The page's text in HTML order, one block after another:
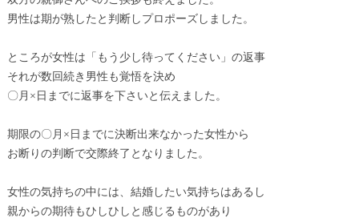
男性は期が熟したと判断しプロポーズしました。
ところが女性は「もう少し待ってください」の返事
それが数回続き男性も覚悟を決め
〇月×日までに返事を下さいと伝えました。
期限の〇月×日までに決断出来なかった女性から
お断りの判断で交際終了となりました。
女性の気持ちの中には、結婚したい気持ちはあるし
親からの期待もひしひしと感じるものがあり